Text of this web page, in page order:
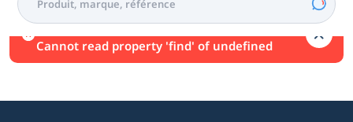
Une erreur est survenue.
Cannot read property 'find' of undefined